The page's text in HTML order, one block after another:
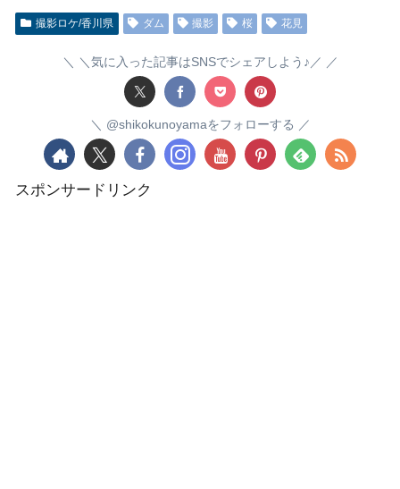
撮影ロケ/香川県 ダム 撮影 桜 花見
＼気に入った記事はSNSでシェアしよう♪／
@shikokunoyamaをフォローする
スポンサードリンク